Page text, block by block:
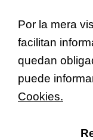
Por la mera
facilitan
quedan
puede
Cookies.